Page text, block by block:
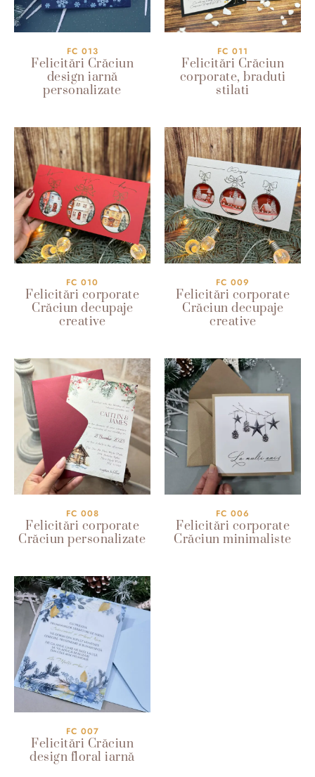
FC 013
Felicitări Crăciun
design iarnă
personalizate
FC 011
Felicitări Crăciun
corporate, braduti
stilati
FC 010
Felicitări corporate
Crăciun decupaje
creative
FC 009
Felicitări corporate
Crăciun decupaje
creative
FC 008
Felicitări corporate
Crăciun personalizate
FC 006
Felicitări corporate
Crăciun minimaliste
FC 007
Felicitări Crăciun
design floral iarnă